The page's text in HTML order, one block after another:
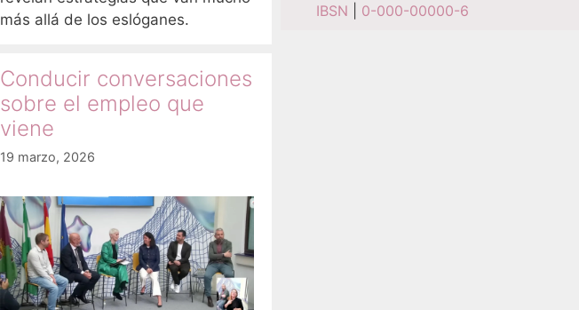
más allá de los eslóganes.
Conducir conversaciones
sobre el empleo que
viene
19 marzo, 2026
IBSN 0-000-00000-6